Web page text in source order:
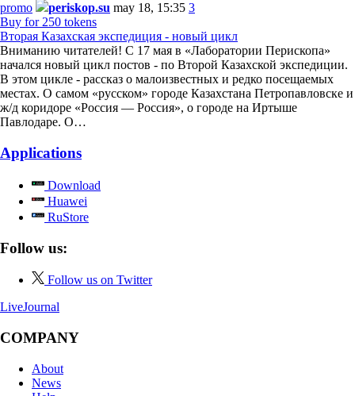
promo periskop.su may 18, 15:35 3
Buy for 250 tokens
Вторая Казахская экспедиция - новый цикл
Вниманию читателей! С 17 мая в «Лаборатории Перископа»
начался новый цикл постов - по Второй Казахской экспедиции.
В этом цикле - рассказ о малоизвестных и редко посещаемых
местах. О самом «русском» городе Казахстана Петропавловске и
ж/д коридоре «Россия — Россия», о городе на Иртыше
Павлодаре. О…
Applications
Download
Huawei
RuStore
Follow us:
Follow us on Twitter
LiveJournal
COMPANY
About
News